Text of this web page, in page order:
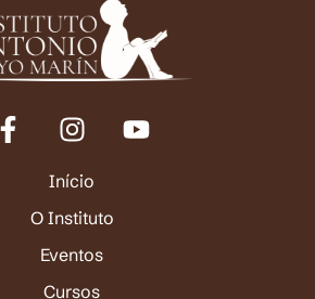
Início
O Instituto
Eventos
Cursos